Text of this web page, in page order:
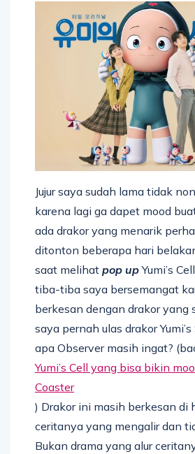
Jujur saya sudah lama tidak
karena lagi ga dapet mood
ada drakor yang menarik
ditonton beberapa hari
saat melihat pop upYumi’s
tiba-tiba saya bersemangat
berkesan dengan drakor yang
saya pernah ulas drakor
apa Observer masih ingat?
Yumi’s Cell yang bisa bikin
Coaster
) Drakor ini masih berkesan di
ceritanya yang mengalir dan
Bukan drama yang alur